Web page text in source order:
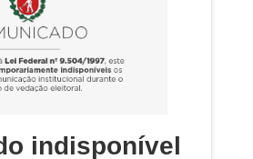
indisponível